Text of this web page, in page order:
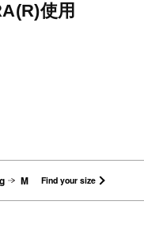
使用
M Find your size